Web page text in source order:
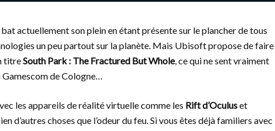
actuellement son plein en étant présente sur le plancher de tous
un peu partout sur la planète. Mais Ubisoft propose de faire
titreSouth Park : The Fractured But Whole, ce qui ne sent vraiment
Gamescom de Cologne…
les appareils de réalité virtuelle comme les Rift d’Oculuset
d’autres choses que l’odeur du feu. Si vous êtes déjà familiers avec